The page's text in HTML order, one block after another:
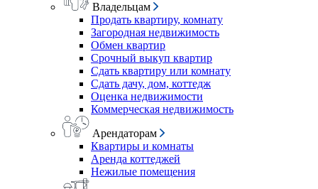
Владельцам
Продать квартиру, комнату
Загородная недвижимость
Обмен квартир
Срочный выкуп квартир
Сдать квартиру или комнату
Сдать дачу, дом, коттедж
Оценка недвижимости
Коммерческая недвижимость
Арендаторам
Квартиры и комнаты
Аренда коттеджей
Нежилые помещения